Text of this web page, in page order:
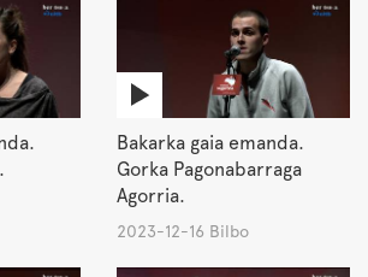
Bakarka gaia emanda.
Gorka Pagonabarraga
Agorria.
2023-12-16 Bilbo